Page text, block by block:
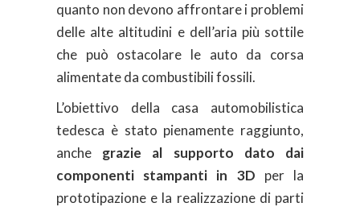
quanto non devono affrontare i problemi
delle alte altitudini e dell’aria più sottile
che può ostacolare le auto da corsa
alimentate da combustibili fossili.
L’obiettivo della casa automobilistica
tedesca è stato pienamente raggiunto,
anche grazie al supporto dato dai
componenti stampanti in 3D per la
prototipazione e la realizzazione di parti